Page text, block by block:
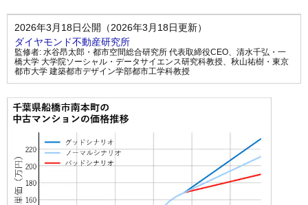
2026年3月18日公開（2026年3月18日更新）
ダイヤモンド不動産研究所
監修者: 水谷昂太郎・都市空間総合研究所 代表取締役CEO、 清水千弘・一
橋大学 大学院ソーシャル・データサイエンス研究科教授、 秋山祐樹・東京
都市大学 建築都市デザイン学部都市工学科教授